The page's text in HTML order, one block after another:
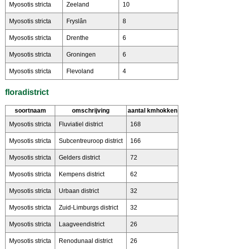
Myosotis stricta Zeeland 10
Myosotis stricta Fryslân 8
Myosotis stricta Drenthe 6
Myosotis stricta Groningen 6
Myosotis stricta Flevoland 4
floradistrict
soortnaam omschrijving
aantal kmhokken
Myosotis stricta
Fluviatiel district 168
Myosotis stricta Subcentreuroop district 166
Myosotis stricta Gelders district 72
Myosotis stricta Kempens district 62
Myosotis stricta Urbaan district 32
Myosotis stricta Zuid-Limburgs district 32
Myosotis stricta Laagveendistrict 26
Myosotis stricta Renodunaal district 26